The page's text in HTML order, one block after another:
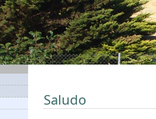
Saludo